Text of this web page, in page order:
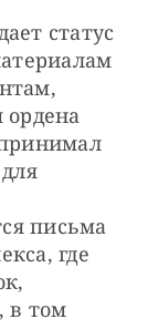
статус
ордена
письма
где
в том